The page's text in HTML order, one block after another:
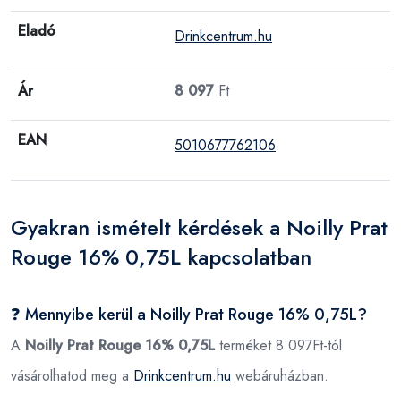
Eladó Drinkcentrum.hu
Ár 8 097 Ft
EAN 5010677762106
Gyakran ismételt kérdések a Noilly Prat
Rouge 16% 0,75L kapcsolatban
❓ Mennyibe kerül a Noilly Prat Rouge 16% 0,75L?
A Noilly Prat Rouge 16% 0,75Lterméket 8 097Ft-tól
vásárolhatod meg a Drinkcentrum.hu webáruházban.